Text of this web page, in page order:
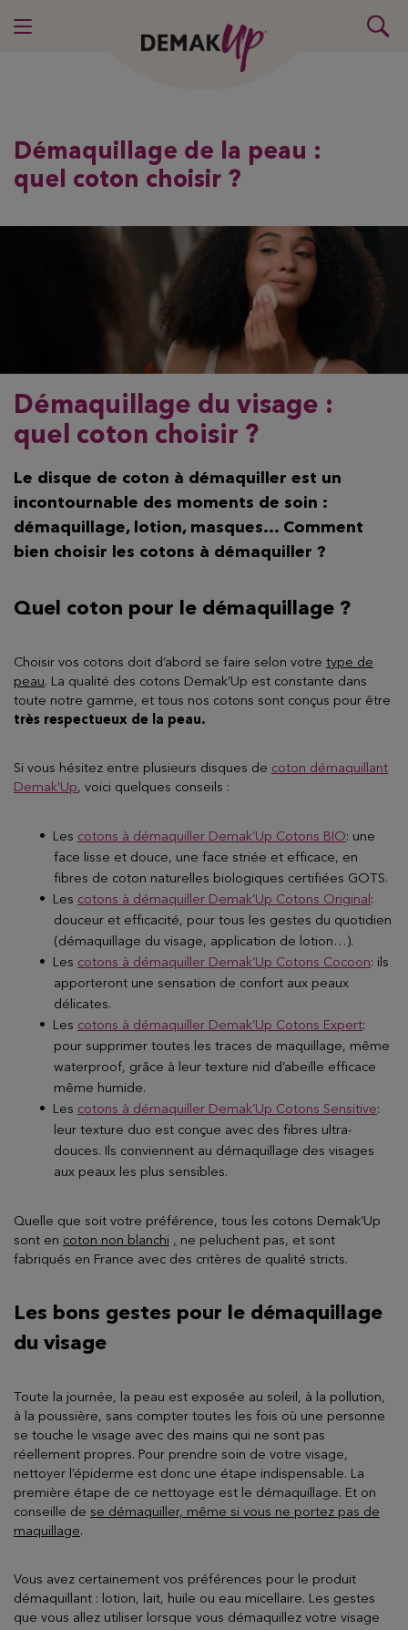
Démaquillage de la peau :
quel coton choisir ?
Démaquillage du visage :
quel coton choisir ?
Le disque de coton à démaquiller est un
incontournable des moments de soin :
démaquillage, lotion, masques… Comment
bien choisir les cotons à démaquiller ?
Quel coton pour le démaquillage ?
Choisir vos cotons doit d’abord se faire selon votre type de
peau. La qualité des cotons Demak’Up est constante dans
toute notre gamme, et tous nos cotons sont conçus pour être
très respectueux de la peau.
Si vous hésitez entre plusieurs disques de coton démaquillant
Demak’Up, voici quelques conseils :
Les cotons à démaquiller Demak’Up Cotons BIO: une
face lisse et douce, une face striée et efficace, en
fibres de coton naturelles biologiques certifiées GOTS.
Les cotons à démaquiller Demak’Up Cotons Original:
douceur et efficacité, pour tous les gestes du quotidien
(démaquillage du visage, application de lotion…).
Les cotons à démaquiller Demak’Up Cotons Cocoon: ils
apporteront une sensation de confort aux peaux
délicates.
Les cotons à démaquiller Demak’Up Cotons Expert:
pour supprimer toutes les traces de maquillage, même
waterproof, grâce à leur texture nid d’abeille efficace
même humide.
Les cotons à démaquiller Demak’Up Cotons Sensitive:
leur texture duo est conçue avec des fibres ultra-
douces. Ils conviennent au démaquillage des visages
aux peaux les plus sensibles.
Quelle que soit votre préférence, tous les cotons Demak’Up
sont en coton non blanchi , ne peluchent pas, et sont
fabriqués en France avec des critères de qualité stricts.
Les bons gestes pour le démaquillage
du visage
Toute la journée, la peau est exposée au soleil, à la pollution,
à la poussière, sans compter toutes les fois où une personne
se touche le visage avec des mains qui ne sont pas
réellement propres. Pour prendre soin de votre visage,
nettoyer l’épiderme est donc une étape indispensable. La
première étape de ce nettoyage est le démaquillage. Et on
conseille de se démaquiller, même si vous ne portez pas de
maquillage.
Vous avez certainement vos préférences pour le produit
démaquillant : lotion, lait, huile ou eau micellaire. Les gestes
que vous allez utiliser lorsque vous démaquillez votre visage